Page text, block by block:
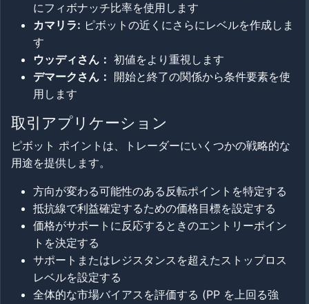
にフィボナッチ比率を使用します
カマリラ: ピボットの近くにさらにレベルを作成しま
す
ウッディさん： 初値をより重視します
デマークさん： 開始と終了の関係から条件要素を使
用します
取引アプリケーション
ピボット ポイントは、トレーダーにいくつかの戦略的な
用途を提供します。
方向が変わる可能性のある反転ポイントを特定する
抵抗線で利益確定するための価格目標を設定する
価格がサポートに反応するときのエントリーポイン
トを決定する
サポートまたはレジスタンスを超えたストップロス
レベルを設定する
全体的な市場バイアスを評価する (PP を上回る強